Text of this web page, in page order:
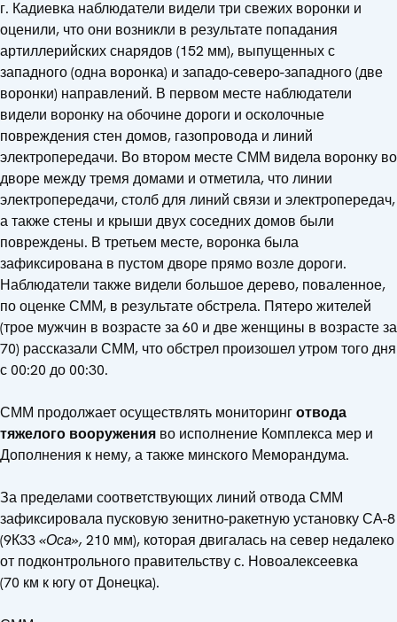
г. Кадиевка наблюдатели видели три свежих воронки и
оценили, что они возникли в результате попадания
артиллерийских снарядов (152 мм), выпущенных с
западного (одна воронка) и западо-северо-западного (две
воронки) направлений. В первом месте наблюдатели
видели воронку на обочине дороги и осколочные
повреждения стен домов, газопровода и линий
электропередачи. Во втором месте СММ видела воронку во
дворе между тремя домами и отметила, что линии
электропередачи, столб для линий связи и электропередач,
а также стены и крыши двух соседних домов были
повреждены. В третьем месте, воронка была
зафиксирована в пустом дворе прямо возле дороги.
Наблюдатели также видели большое дерево, поваленное,
по оценке СММ, в результате обстрела. Пятеро жителей
(трое мужчин в возрасте за 60 и две женщины в возрасте за
70) рассказали СММ, что обстрел произошел утром того дня
с 00:20 до 00:30.
СММ продолжает осуществлять мониторинготвода
тяжелого вооружения во исполнение Комплекса мер и
Дополнения к нему, а также минского Меморандума.
За пределами соответствующих линий отвода СММ
зафиксировала пусковую зенитно-ракетную установку СА-8
(9К33«Оса», 210 мм), которая двигалась на север недалеко
от подконтрольного правительству с. Новоалексеевка
(70 км к югу от Донецка).